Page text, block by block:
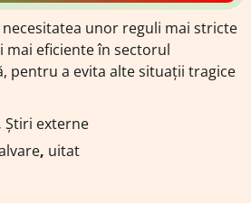
unor reguli mai stricte
eficiente în sectorul
pentru a evita alte situații tragice
Știri externe
, uitat